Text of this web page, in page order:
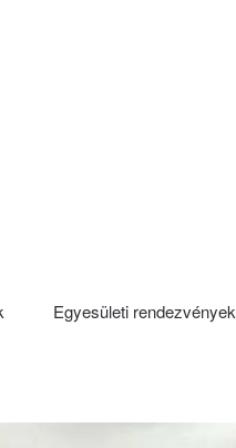
Egyesületi rendezvények